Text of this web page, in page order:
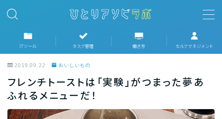
MENU
ホーム
ITツール
ITツール タスク管理 働き方 セルフマネジメント
2019.09.22 おいしいもの
フレンチトーストは「実験」がつまった夢あ
ふれるメニューだ！